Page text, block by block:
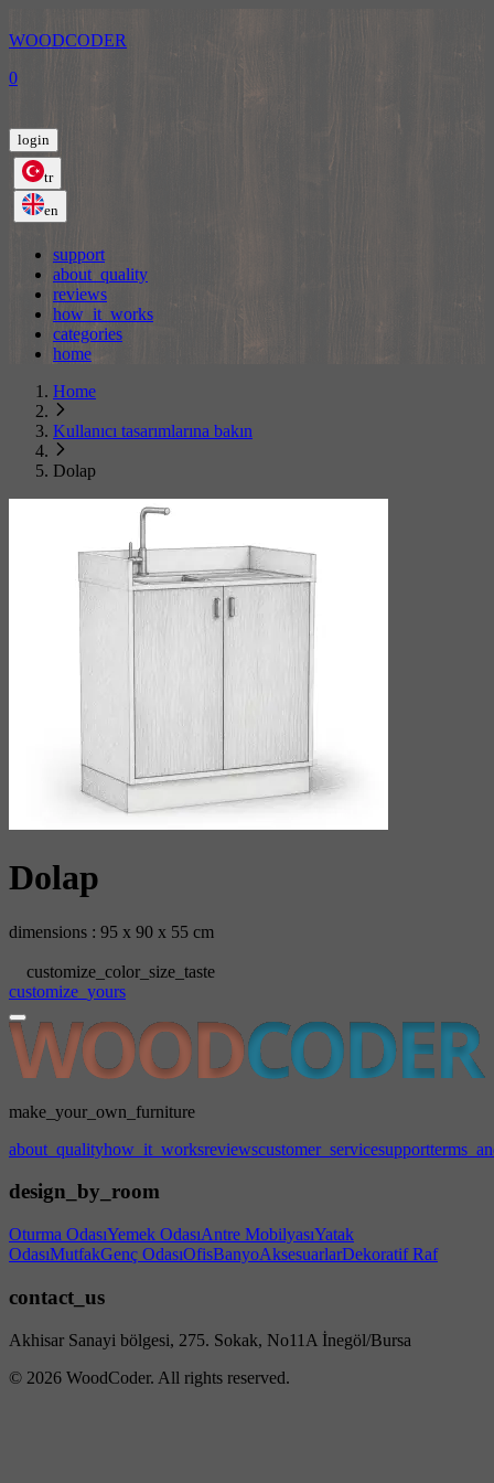
WOODCODER
0
login
tr
en
support
about_quality
reviews
how_it_works
categories
home
Home
Kullanıcı tasarımlarına bakın
Dolap
Dolap
dimensions : 95 x 90 x 55 cm
customize_color_size_taste
customize_yours
make_your_own_furniture
about_qualityhow_it_worksreviewscustomer_servicesupport
design_by_room
Oturma OdasıYemek OdasıAntre MobilyasıYatak
OdasıMutfakGenç OdasıOfisBanyoAksesuarlarDekoratif Raf
contact_us
Akhisar Sanayi bölgesi, 275. Sokak, No11A İnegöl/Bursa
© 2026 WoodCoder. All rights reserved.